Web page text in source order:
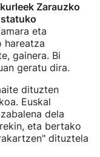
Zarauzko
eta
hareatza
gainera. Bi
geratu dira.
dituzten
Euskal
dela
eta bertako
dituztela